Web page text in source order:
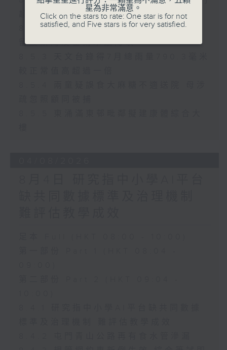
超過100次測試
8.5.2 香港船東會稱近百艘會員船隻滯
留波斯灣及霍爾木茲海峽
星為非常滿意。
Click on the stars to rate: One star is for not
satisfied, and Five stars is for very satisfied.